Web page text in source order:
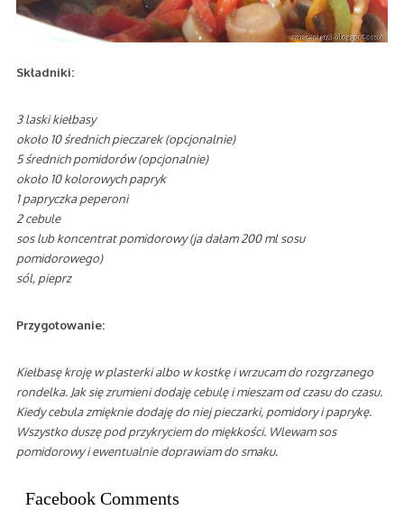
Składniki:
3 laski kiełbasy
około 10 średnich pieczarek (opcjonalnie)
5 średnich pomidorów (opcjonalnie)
około 10 kolorowych papryk
1 papryczka peperoni
2 cebule
sos lub koncentrat pomidorowy (ja dałam 200 ml sosu
pomidorowego)
sól, pieprz
Przygotowanie:
Kiełbasę kroję w plasterki albo w kostkę i wrzucam do rozgrzanego
rondelka. Jak się zrumieni dodaję cebulę i mieszam od czasu do czasu.
Kiedy cebula zmięknie dodaję do niej pieczarki, pomidory i paprykę.
Wszystko duszę pod przykryciem do miękkości. Wlewam sos
pomidorowy i ewentualnie doprawiam do smaku.
Facebook Comments